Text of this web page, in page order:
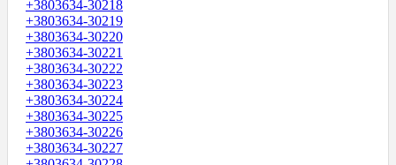
+3803634-30218
+3803634-30219
+3803634-30220
+3803634-30221
+3803634-30222
+3803634-30223
+3803634-30224
+3803634-30225
+3803634-30226
+3803634-30227